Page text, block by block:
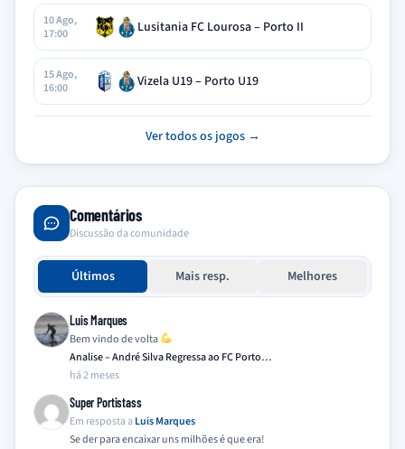
10 Ago,
17:00
Lusitania FC Lourosa – Porto II
15 Ago,
16:00
Vizela U19 – Porto U19
Ver todos os jogos →
Comentários
Discussão da comunidade
Últimos Mais resp. Melhores
Luis Marques
Bem vindo de volta
Analise – André Silva Regressa ao FC Porto…
há 2 meses
Super Portistass
Em resposta a Luis Marques
Se der para encaixar uns milhões é que era!